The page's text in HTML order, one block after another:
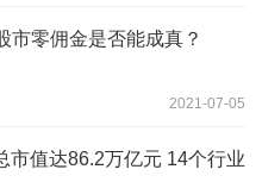
市零佣金是否能成真？
2021-07-05
市值达86.2万亿元 14个行业